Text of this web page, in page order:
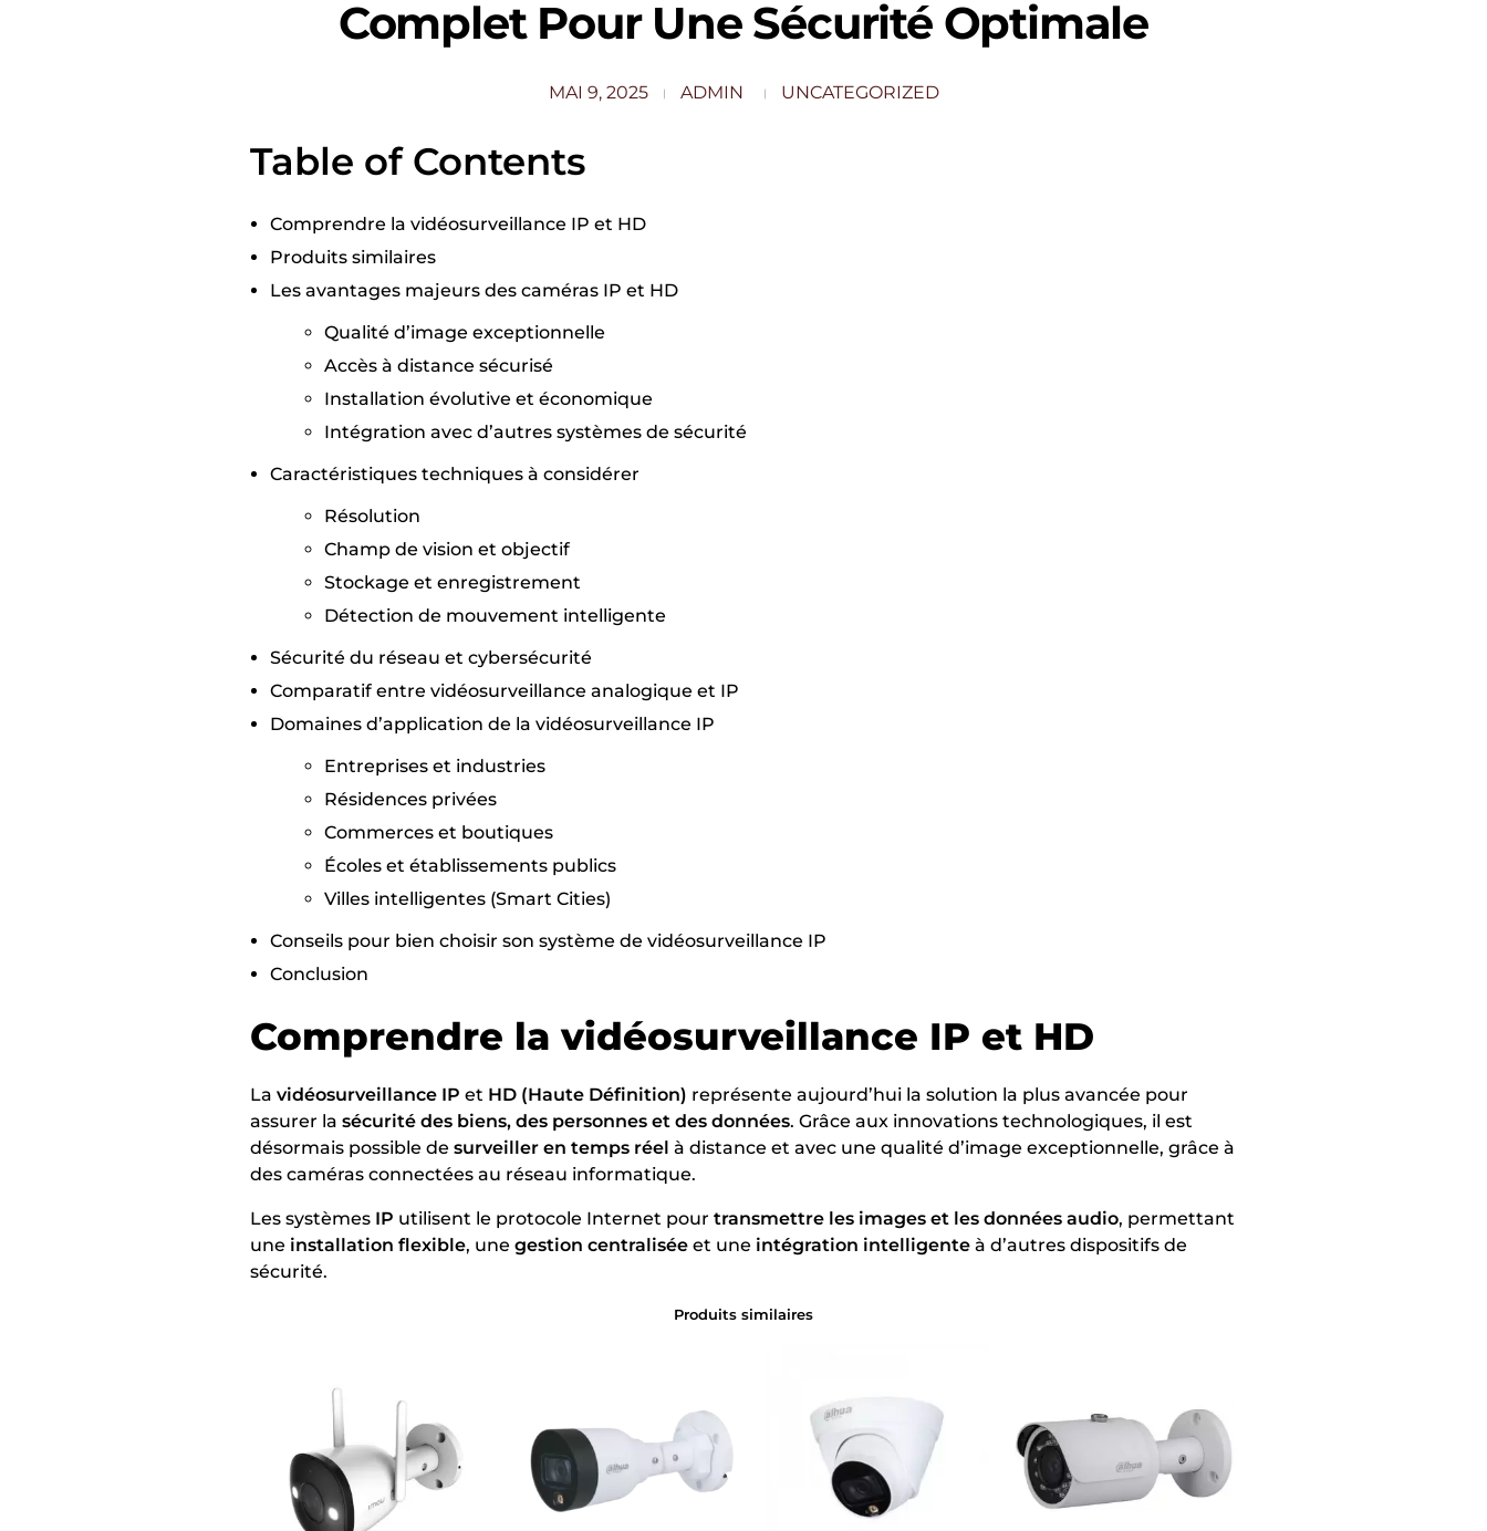
Complet Pour Une Sécurité Optimale
MAI 9, 2025 ADMIN UNCATEGORIZED
Table of Contents
Comprendre la vidéosurveillance IP et HD
Produits similaires
Les avantages majeurs des caméras IP et HD
Qualité d’image exceptionnelle
Accès à distance sécurisé
Installation évolutive et économique
Intégration avec d’autres systèmes de sécurité
Caractéristiques techniques à considérer
Résolution
Champ de vision et objectif
Stockage et enregistrement
Détection de mouvement intelligente
Sécurité du réseau et cybersécurité
Comparatif entre vidéosurveillance analogique et IP
Domaines d’application de la vidéosurveillance IP
Entreprises et industries
Résidences privées
Commerces et boutiques
Écoles et établissements publics
Villes intelligentes (Smart Cities)
Conseils pour bien choisir son système de vidéosurveillance IP
Conclusion
Comprendre lavidéosurveillance IP et HD
Lavidéosurveillance IP et HD (Haute Définition) représente aujourd’hui la solution la plus avancée pour
assurer lasécurité des biens, des personnes et des données. Grâce aux innovations technologiques, il est
désormais possible desurveiller en temps réel à distance et avec une qualité d’image exceptionnelle, grâce à
des caméras connectées au réseau informatique.
Les systèmes IP utilisent le protocole Internet pourtransmettre les images et les données audio, permettant
une installation flexible, unegestion centralisée et une intégration intelligente à d’autres dispositifs de
sécurité.
Produits similaires